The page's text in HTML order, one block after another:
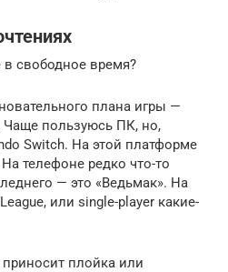
свободное время?
плана игры —
Чаще пользуюсь ПК, но,
Switch. На этой платформе
телефоне редко что-то
— это «Ведьмак». На
или single-player какие-
плойка или